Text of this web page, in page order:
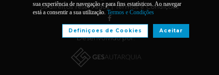
os direitos reservados |Termos e Condições
Desenvolvido por:
sua experiência de navegação e para fins estatísticos. Ao navegar
está a consentir a sua utilização. Termos e Condições
Aceitar
Definiçoes de Cookies